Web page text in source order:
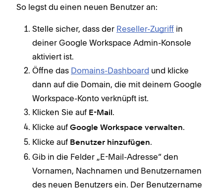
So legst du einen neuen Benutzer an:
Stelle sicher, dass der Reseller-Zugriff in
deiner Google Workspace Admin-Konsole
aktiviert ist.
Öffne das Domains-Dashboard und klicke
dann auf die Domain, die mit deinem Google
Workspace-Konto verknüpft ist.
Klicken Sie auf E-Mail .
Klicke auf Google Workspace verwalten.
Klicke auf Benutzer hinzufügen.
Gib in die Felder „E-Mail-Adresse“ den
Vornamen, Nachnamen und Benutzernamen
des neuen Benutzers ein. Der Benutzername